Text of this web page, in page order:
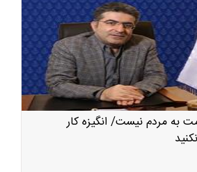
به مردم نیست/ انگیزه کار